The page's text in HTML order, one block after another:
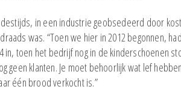
in een industrie geobsedeerd door
was. “Toen we hier in 2012 begonnen,
in, toen het bedrijf nog in de kinderschoenen
geen klanten. Je moet behoorlijk wat lef
één brood verkocht is.”